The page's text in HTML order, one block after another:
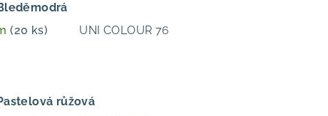
(20 ks) UNI COLOUR 76
růžová